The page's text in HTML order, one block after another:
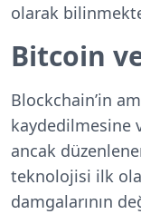
olarak
Bitcoin
Blockchain’in
kaydedilmesine
ancak
teknolojisi ilk
damgalarının